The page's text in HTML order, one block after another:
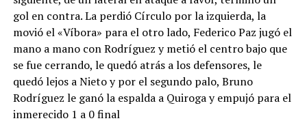
gol en contra. La perdió Círculo por la izquierda, la
movió el «Víbora» para el otro lado, Federico Paz jugó el
mano a mano con Rodríguez y metió el centro bajo que
se fue cerrando, le quedó atrás a los defensores, le
quedó lejos a Nieto y por el segundo palo, Bruno
Rodríguez le ganó la espalda a Quiroga y empujó para el
inmerecido 1 a 0 final